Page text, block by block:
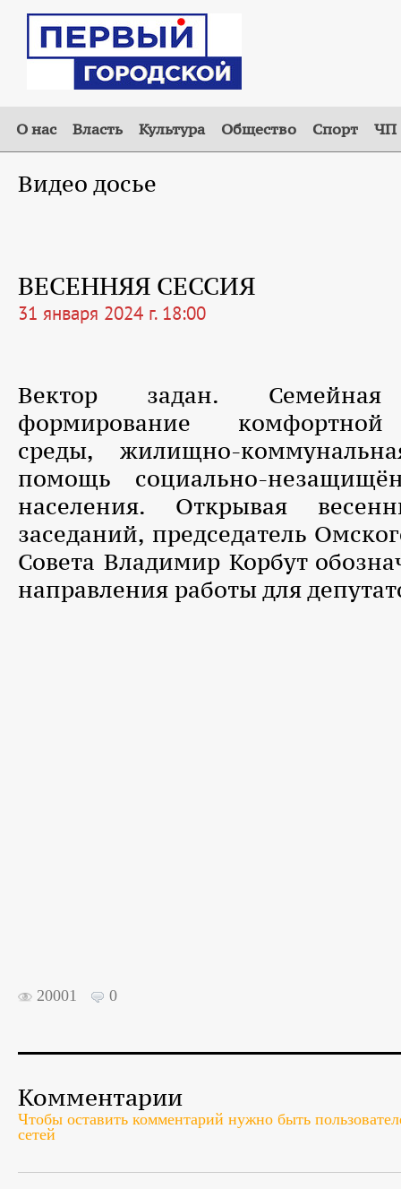
О нас Власть Культура Общество Спорт ЧП
Видео досье
ВЕСЕННЯЯ СЕССИЯ
31 января 2024 г. 18:00
Вектор задан. Семейная
формирование комфортной
среды, жилищно-
помощь социально-
населения. Открывая
заседаний, председатель
Совета Владимир Корбут
направления работы для
20001 0
Комментарии
Чтобы оставить комментарий нужно быть
сетей